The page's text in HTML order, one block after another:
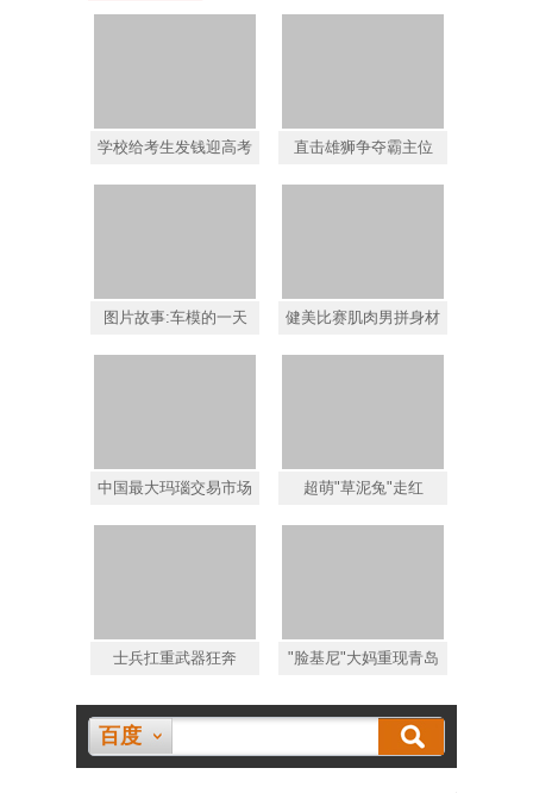
学校给考生发钱迎高考 直击雄狮争夺霸主位
图片故事:车模的一天 健美比赛肌肉男拼身材
中国最大玛瑙交易市场 超萌"草泥兔"走红
士兵扛重武器狂奔 "脸基尼"大妈重现青岛
百度